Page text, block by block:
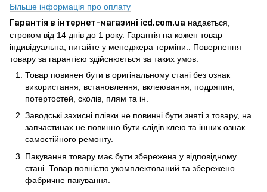
Більше інформація про оплату
Гарантія в інтернет-магазині icd.com.ua надається,
строком від 14 днів до 1 року. Гарантія на кожен товар
індивідуальна, питайте у менеджера терміни.. Повернення
товару за гарантією здійснюється за таких умов:
Товар повинен бути в оригінальному стані без ознак
використання, встановлення, вклеювання, подряпин,
потертостей, сколів, плям та ін.
Заводські захисні плівки не повинні бути зняті з товару, на
запчастинах не повинно бути слідів клею та інших ознак
самостійного ремонту.
Пакування товару має бути збережена у відповідному
стані. Товар повністю укомплектований та збережено
фабричне пакування.